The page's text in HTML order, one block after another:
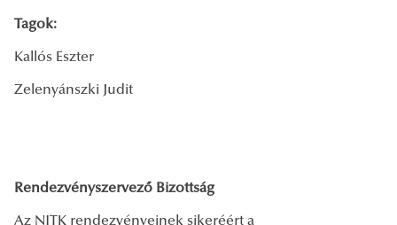
Tagok:
Kallós Eszter
Zelenyánszki Judit
Rendezvényszervező Bizottság
Az NITK rendezvényeinek sikeréért a